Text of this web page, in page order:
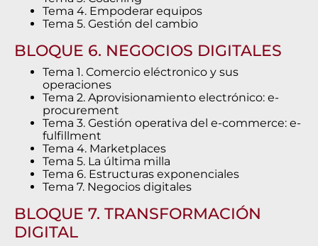
Tema 4. Empoderar equipos
Tema 5. Gestión del cambio
BLOQUE 6. NEGOCIOS DIGITALES
Tema 1. Comercio eléctronico y sus
operaciones
Tema 2. Aprovisionamiento electrónico: e-
procurement
Tema 3. Gestión operativa del e-commerce: e-
fulfillment
Tema 4. Marketplaces
Tema 5. La última milla
Tema 6. Estructuras exponenciales
Tema 7. Negocios digitales
BLOQUE 7. TRANSFORMACIÓN
DIGITAL